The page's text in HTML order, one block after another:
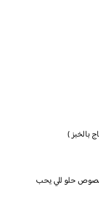
بالخبز )
حلو للي يحب